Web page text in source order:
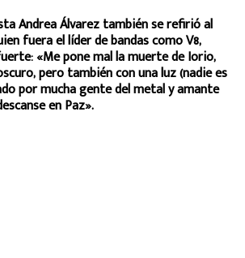
Andrea Álvarez también se refirió al
fuera el líder de bandas como V8,
«Me pone mal la muerte de Iorio,
pero también con una luz (nadie es
por mucha gente del metal y amante
en Paz».